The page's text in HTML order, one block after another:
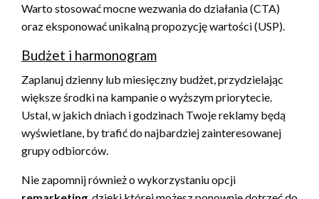
Warto stosować mocne wezwania do działania (CTA)
oraz eksponować unikalną propozycję wartości (USP).
Budżet i harmonogram
Zaplanuj dzienny lub miesięczny budżet, przydzielając
większe środki na kampanie o wyższym priorytecie.
Ustal, w jakich dniach i godzinach Twoje reklamy będą
wyświetlane, by trafić do najbardziej zainteresowanej
grupy odbiorców.
Nie zapomnij również o wykorzystaniu opcji